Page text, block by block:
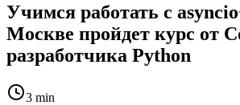
Учимся работать с
Москве пройдет курс от
разработчика Python
3 min